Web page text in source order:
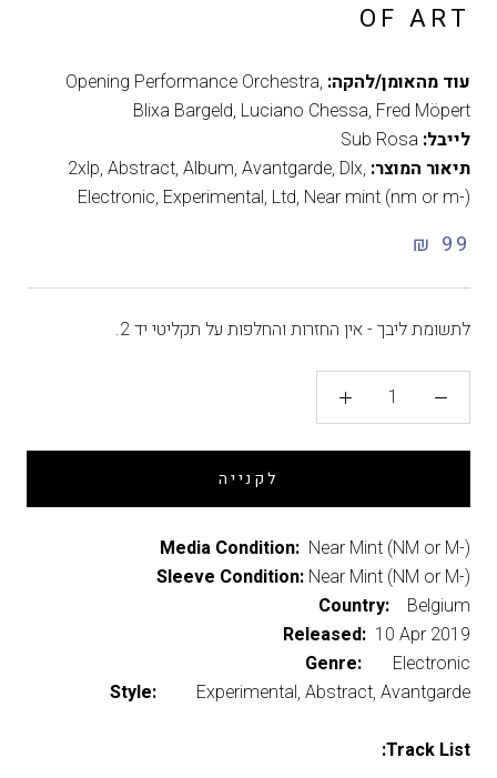
OF ART
עוד מהאומן/להקה: Opening Performance Orchestra,
Blixa Bargeld, Luciano Chessa, Fred Möpert
לייבל: Sub Rosa
תיאור המוצר:
2xlp, Abstract, Album, Avantgarde, Dlx,
Electronic, Experimental, Ltd, Near mint (nm or m-)
99 ₪
לתשומת ליבך - אין החזרות והחלפות על תקליטי יד 2.
לקנייה
Media Condition: Near Mint (NM or M-)
Sleeve Condition: Near Mint (NM or M-)
Country: Belgium
Released: 10 Apr 2019
Genre: Electronic
Style: Experimental, Abstract, Avantgarde
Track List: